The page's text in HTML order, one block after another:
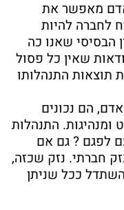
מאפשר את
לחברה להיות
הבסיסי שאנו כה
שאין כל פסול
תוצאות התנהלותו
הם נכונים
ומנהיגות. התנהלות
לפגם ? גם אם
חברתי. נזק שכזה,
ככל שניתן